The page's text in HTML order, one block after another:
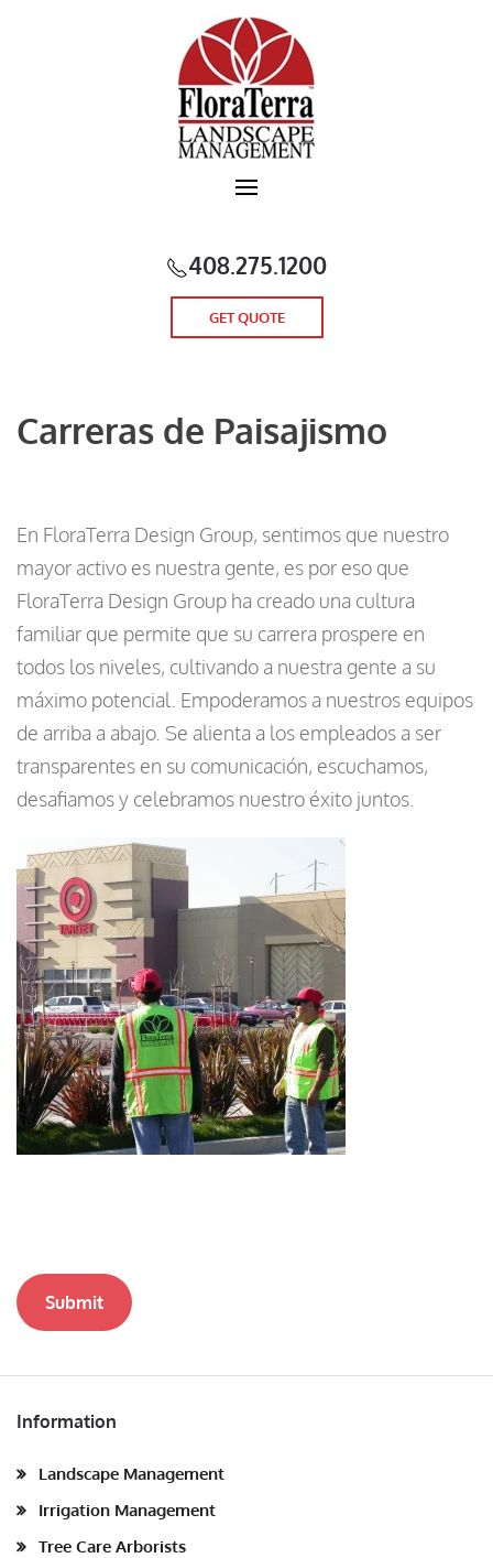
Skip to main content
408.275.1200
GET QUOTE
Carreras de Paisajismo
En FloraTerra Design Group, sentimos que nuestro
mayor activo es nuestra gente, es por eso que
FloraTerra Design Group ha creado una cultura
familiar que permite que su carrera prospere en
todos los niveles, cultivando a nuestra gente a su
máximo potencial. Empoderamos a nuestros equipos
de arriba a abajo. Se alienta a los empleados a ser
transparentes en su comunicación, escuchamos,
desafiamos y celebramos nuestro éxito juntos.
Submit
Information
Landscape Management
Irrigation Management
Tree Care Arborists